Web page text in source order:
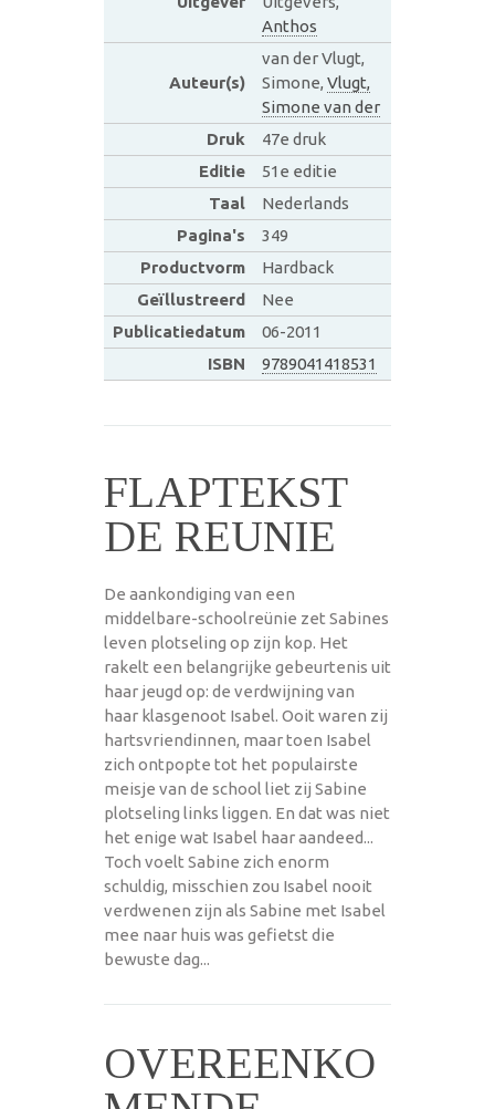
Anthos
Auteur(s)
van der Vlugt,
Simone, Vlugt,
Simone van der
Druk
47e druk
Editie
51e editie
Taal
Nederlands
Pagina's
349
Productvorm
Hardback
Geïllustreerd
Nee
Publicatiedatum
06-2011
ISBN
9789041418531
FLAPTEKST
DE REUNIE
De aankondiging van een
middelbare-schoolreünie zet Sabines
leven plotseling op zijn kop. Het
rakelt een belangrijke gebeurtenis uit
haar jeugd op: de verdwijning van
haar klasgenoot Isabel. Ooit waren zij
hartsvriendinnen, maar toen Isabel
zich ontpopte tot het populairste
meisje van de school liet zij Sabine
plotseling links liggen. En dat was niet
het enige wat Isabel haar aandeed...
Toch voelt Sabine zich enorm
schuldig, misschien zou Isabel nooit
verdwenen zijn als Sabine met Isabel
mee naar huis was gefietst die
bewuste dag...
OVEREENKO